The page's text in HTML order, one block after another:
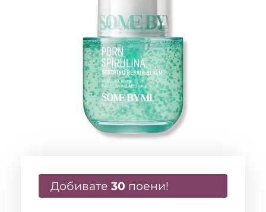
Добивате 30 поени!